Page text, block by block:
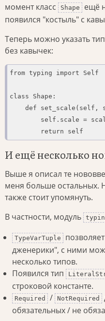
момент класс
Shape
ещё
появился "костыль" с
Теперь можно указать
без кавычек:
from typing import Self
class Shape:
def set_scale(self,
self.scale =
        return self
И ещё несколько
Выше я описал те
меня больше остальных.
также стоит упомянуть.
В частности, модуль
TypeVarTuple
дженерики", с ними
несколько типов.
Появился тип
строковой константе.
Required / NotRequired
обязательных / не